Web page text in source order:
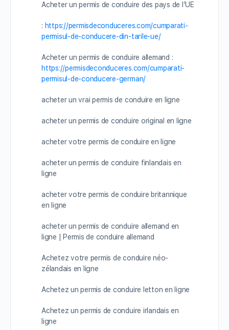
Acheter un permis de conduire des pays de l’UE
: https://permisdeconduceres.com/cumparati-
permisul-de-conducere-din-tarile-ue/
Acheter un permis de conduire allemand :
https://permisdeconduceres.com/cumparati-
permisul-de-conducere-german/
acheter un vrai permis de conduire en ligne
acheter un permis de conduire original en ligne
acheter votre permis de conduire en ligne
acheter un permis de conduire finlandais en
ligne
acheter votre permis de conduire britannique
en ligne
acheter un permis de conduire allemand en
ligne | Permis de conduire allemand
Achetez votre permis de conduire néo-
zélandais en ligne
Achetez un permis de conduire letton en ligne
Achetez un permis de conduire irlandais en
ligne